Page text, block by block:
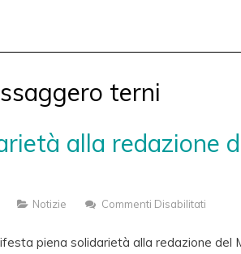
terni
alla redazione
Notizie Commenti Disabilitati
piena solidarietà alla redazione del